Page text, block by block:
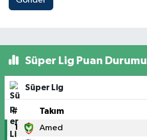
Süper Lig Puan Durumu
Süper Lig
# Takım
1 Amed